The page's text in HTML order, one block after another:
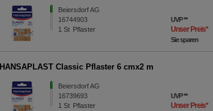
Beiersdorf AG
16744903
1St Pflaster
UVP**
Unser Preis*
Sie sparen
HANSAPLAST Classic Pflaster 6 cmx2 m
Beiersdorf AG
16739693
1St Pflaster
UVP**
Unser Preis*